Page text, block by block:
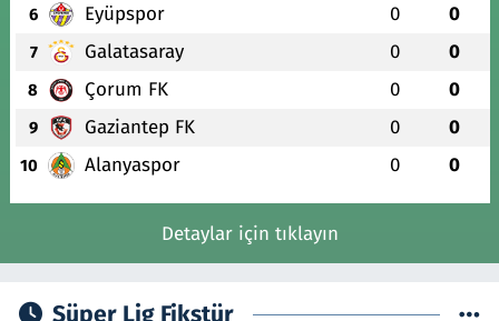
6 Eyüpspor 0 0
7 Galatasaray 0 0
8 Çorum FK 0 0
9 Gaziantep FK 0 0
10 Alanyaspor 0 0
Detaylar için tıklayın
Süper Lig Fikstür